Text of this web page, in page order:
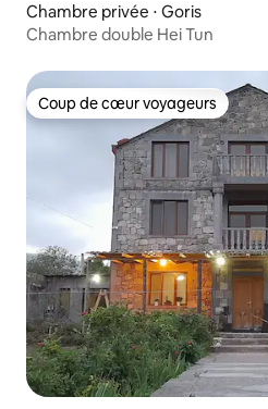
Chambre privée ⋅ Goris
Chambre double Hei Tun
Coup de cœur voyageurs
Coup de cœur voyageurs